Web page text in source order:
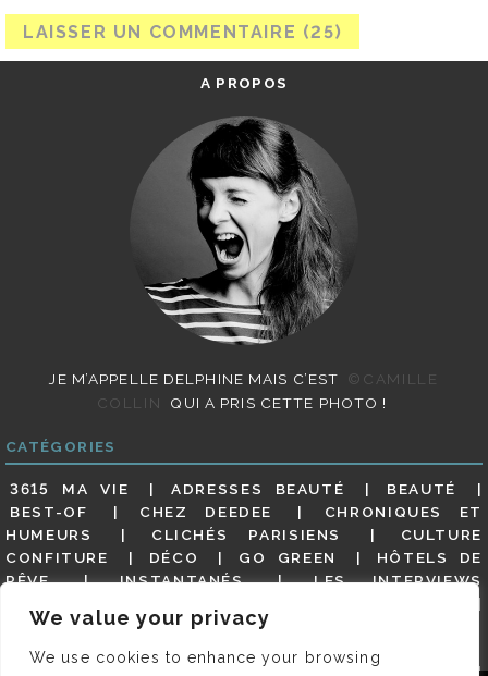
We value your privacy
We use cookies to enhance your browsing
A PROPOS
JE M’APPELLE DELPHINE MAIS C’EST
©CAMILLE
COLLIN
QUI A PRIS CETTE PHOTO !
CATÉGORIES
3615 MA VIE ADRESSES BEAUTÉ
BEAUTÉ
BEST-OF
CHEZ DEEDEE
CHRONIQUES ET
HUMEURS
CLICHÉS PARISIENS
CULTURE
CONFITURE
DÉCO GO GREEN
HÔTELS DE
RÊVE
INSTANTANÉS
LES INTERVIEWS
MES ADRESSES
MODE
(BUT GOODIES)
PAR ICI LE MAGOT !
PARIS EN PHOTOS RESTAURANTS